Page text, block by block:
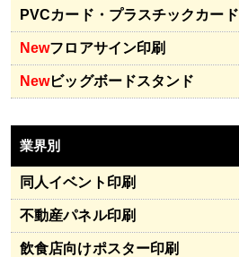
PVCカード・プラスチックカード
Newフロアサイン印刷
Newビッグボードスタンド
業界別
同人イベント印刷
不動産パネル印刷
飲食店向けポスター印刷